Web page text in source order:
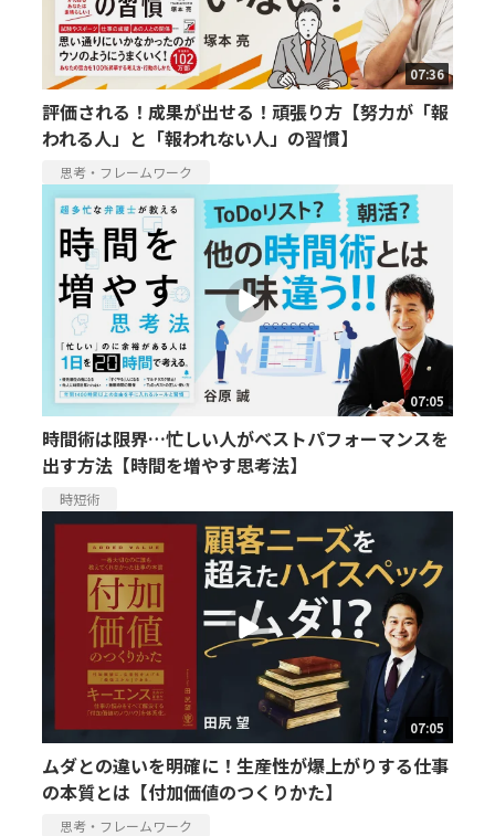
07:36
評価される！成果が出せる！頑張り方【努力が「報
われる人」と「報われない人」の習慣】
思考・フレームワーク
07:05
時間術は限界…忙しい人がベストパフォーマンスを
出す方法【時間を増やす思考法】
時短術
07:05
ムダとの違いを明確に！生産性が爆上がりする仕事
の本質とは【付加価値のつくりかた】
思考・フレームワーク